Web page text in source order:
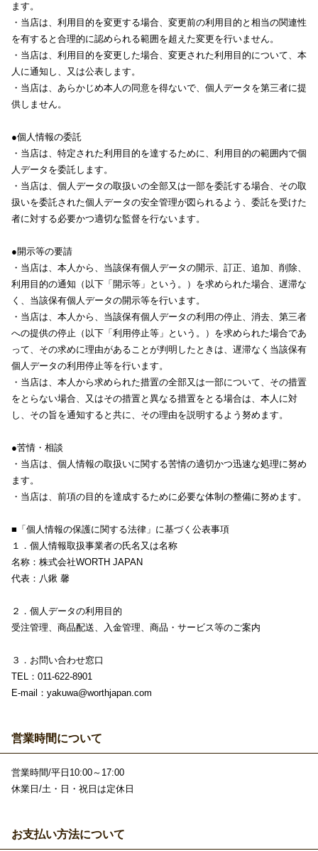
ます。
・当店は、利用目的を変更する場合、変更前の利用目的と相当の関連性
を有すると合理的に認められる範囲を超えた変更を行いません。
・当店は、利用目的を変更した場合、変更された利用目的について、本
人に通知し、又は公表します。
・当店は、あらかじめ本人の同意を得ないで、個人データを第三者に提
供しません。
●個人情報の委託
・当店は、特定された利用目的を達するために、利用目的の範囲内で個
人データを委託します。
・当店は、個人データの取扱いの全部又は一部を委託する場合、その取
扱いを委託された個人データの安全管理が図られるよう、委託を受けた
者に対する必要かつ適切な監督を行ないます。
●開示等の要請
・当店は、本人から、当該保有個人データの開示、訂正、追加、削除、
利用目的の通知（以下「開示等」という。）を求められた場合、遅滞な
く、当該保有個人データの開示等を行います。
・当店は、本人から、当該保有個人データの利用の停止、消去、第三者
への提供の停止（以下「利用停止等」という。）を求められた場合であ
って、その求めに理由があることが判明したときは、遅滞なく当該保有
個人データの利用停止等を行います。
・当店は、本人から求められた措置の全部又は一部について、その措置
をとらない場合、又はその措置と異なる措置をとる場合は、本人に対
し、その旨を通知すると共に、その理由を説明するよう努めます。
●苦情・相談
・当店は、個人情報の取扱いに関する苦情の適切かつ迅速な処理に努め
ます。
・当店は、前項の目的を達成するために必要な体制の整備に努めます。
■「個人情報の保護に関する法律」に基づく公表事項
１．個人情報取扱事業者の氏名又は名称
名称：株式会社WORTH JAPAN
代表：八鍬 馨
２．個人データの利用目的
受注管理、商品配送、入金管理、商品・サービス等のご案内
３．お問い合わせ窓口
TEL：011-622-8901
E-mail：yakuwa@worthjapan.com
営業時間について
営業時間/平日10:00～17:00
休業日/土・日・祝日は定休日
お支払い方法について